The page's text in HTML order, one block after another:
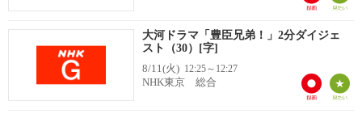
大河ドラマ「豊臣兄弟！」2分ダイジェ
スト（30）[字]
8/11(火) 12:25～12:27
NHK東京 総合